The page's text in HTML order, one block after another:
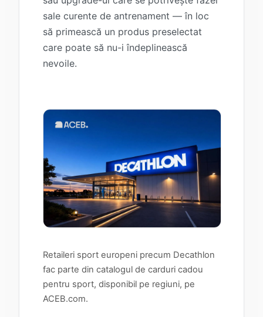
sale curente de antrenament — în loc
să primească un produs preselectat
care poate să nu-i îndeplinească
nevoile.
Retaileri sport europeni precum Decathlon
fac parte din catalogul de carduri cadou
pentru sport, disponibil pe regiuni, pe
ACEB.com.